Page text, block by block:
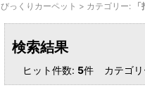
びっくりカーペット > カテゴリー:
検索結果
ヒット件数: 5件 カテゴ